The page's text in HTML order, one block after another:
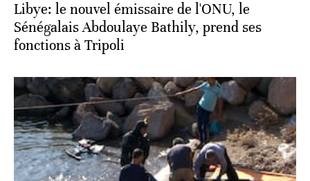
Libye: le nouvel émissaire de l'ONU, le
Sénégalais Abdoulaye Bathily, prend ses
fonctions à Tripoli